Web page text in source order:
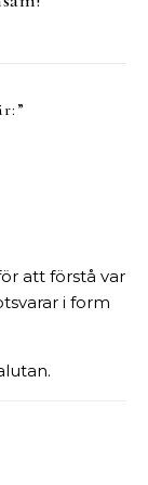
”
att förstå var
i form